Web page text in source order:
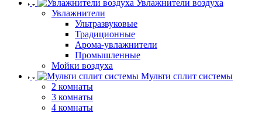
Увлажнители воздуха
Увлажнители
Ультразвуковые
Традиционные
Арома-увлажнители
Промышленные
Мойки воздуха
Мульти сплит системы
2 комнаты
3 комнаты
4 комнаты